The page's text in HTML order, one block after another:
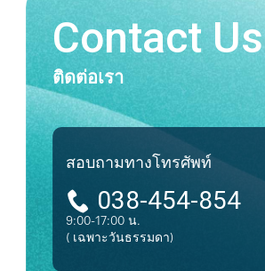
Contact Us
ติดต่อเรา
สอบถามทางโทรศัพท์
038-454-854
9:00-17:00 น.
( เฉพาะวันธรรมดา)